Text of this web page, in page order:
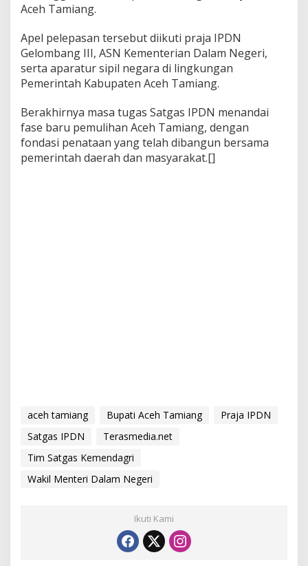
Aceh Tamiang.
Apel pelepasan tersebut diikuti praja IPDN
Gelombang III, ASN Kementerian Dalam Negeri,
serta aparatur sipil negara di lingkungan
Pemerintah Kabupaten Aceh Tamiang.
Berakhirnya masa tugas Satgas IPDN menandai
fase baru pemulihan Aceh Tamiang, dengan
fondasi penataan yang telah dibangun bersama
pemerintah daerah dan masyarakat.[]
aceh tamiang Bupati Aceh Tamiang
Praja IPDN
Satgas IPDN
Terasmedia.net
Tim Satgas Kemendagri
Wakil Menteri Dalam Negeri
Ikuti Kami